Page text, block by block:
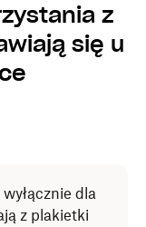
z
się u
dla
z plakietki